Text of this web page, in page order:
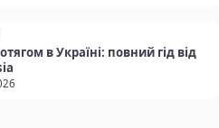
в Україні: повний гід від